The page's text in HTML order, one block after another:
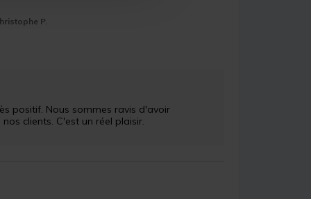
P.
clients. C'est un réel plaisir.